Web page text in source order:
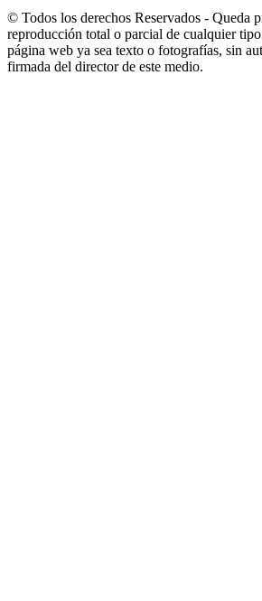
© Todos los derechos Reservados - Queda
reproducción total o parcial de cualquier
página web ya sea texto o fotografías, sin
firmada del director de este medio.